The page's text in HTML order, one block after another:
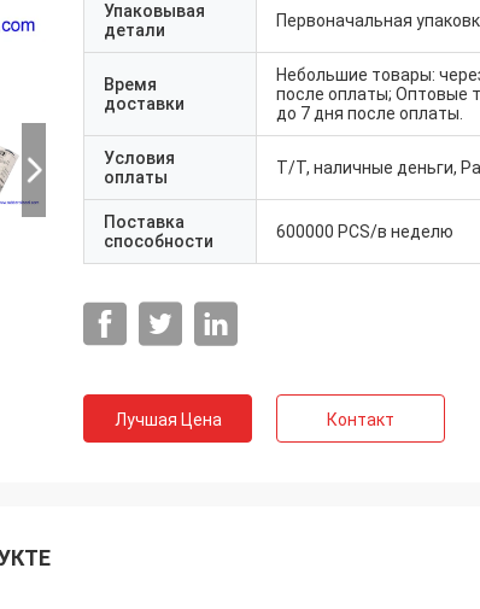
Упаковывая
детали
Первоначальная
Время
доставки
Небольшие товары:
после оплаты; Оптовые
до 7 дня после оплаты.
Условия
оплаты
T/T, наличные деньги,
Поставка
способности
600000 PCS/в неделю
Лучшая Цена Контакт